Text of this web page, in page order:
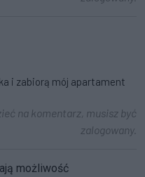
i zabiorą mój apartament
na komentarz, musisz być
zalogowany.
możliwość